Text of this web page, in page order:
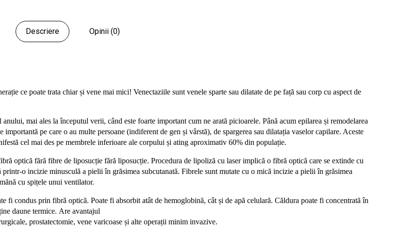
Descriere Opinii (0)
ce poate trata chiar și vene mai mici! Venectaziile sunt venele sparte sau dilatate de pe față sau corp cu aspect de
mai ales la începutul verii, când este foarte important cum ne arată picioarele. Până acum epilarea și remodelarea
pe care o au multe persoane (indiferent de gen și vârstă), de spargerea sau dilatația vaselor capilare. Aceste
cel mai des pe membrele inferioare ale corpului și ating aproximativ 60% din populație.
optică fără fibre de liposucție fără liposucție. Procedura de lipoliză cu laser implică o fibră optică care se extinde cu
o incizie minusculă a pielii în grăsimea subcutanată. Fibrele sunt mutate cu o mică incizie a pielii în grăsimea
cu spițele unui ventilator.
fi condus prin fibră optică. Poate fi absorbit atât de hemoglobină, cât și de apă celulară. Căldura poate fi concentrată în
daune termice. Are avantajul
prostatectomie, vene varicoase și alte operații minim invazive.